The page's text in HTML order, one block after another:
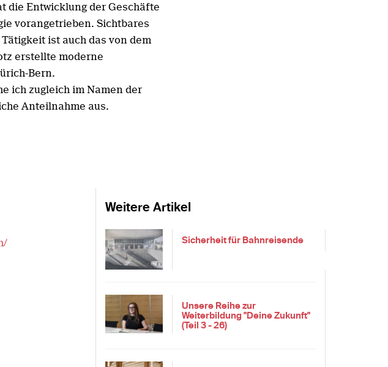
die Entwicklung der Geschäfte
vorangetrieben. Sichtbares
ist auch das von dem
erstellte moderne
Bern.
ich zugleich im Namen der
Anteilnahme aus.
Weitere Artikel
Sicherheit für Bahnreisende
Unsere Reihe zur
Weiterbildung "Deine Zukunft"
(Teil 3 - 26)